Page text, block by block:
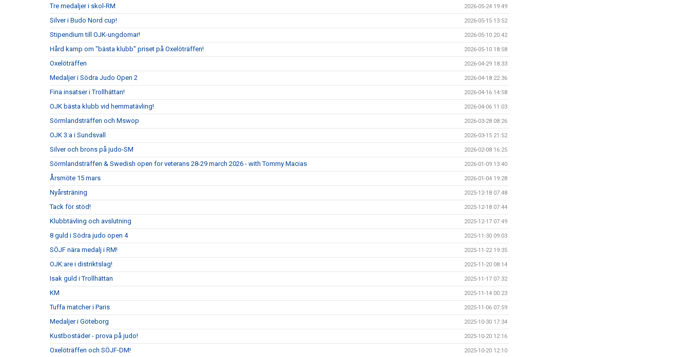
Tre medaljer i skol-RM 2026-05-24 19:49
Silver i Budo Nord cup! 2026-05-15 13:52
Stipendium till OJK-ungdomar! 2026-05-10 20:42
Hård kamp om "bästa klubb" priset på Oxelöträffen! 2026-05-10 18:58
Oxelöträffen 2026-04-29 18:33
Medaljer i Södra Judo Open 2 2026-04-18 22:36
Fina insatser i Trollhättan! 2026-04-16 14:58
OJK bästa klubb vid hemmatävling! 2026-04-06 11:03
Sörmlandsträffen och Mswop 2026-03-28 08:26
OJK 3:a i Sundsvall 2026-03-15 21:52
Silver och brons på judo-SM 2026-02-08 16:25
Sörmlandsträffen & Swedish open for veterans 28-29 march 2026 - with Tommy Macias 2026-01-09 13:40
Årsmöte 15 mars 2026-01-04 19:28
Nyårsträning 2025-12-18 07:48
Tack för stöd! 2025-12-18 07:44
Klubbtävling och avslutning 2025-12-17 07:49
8 guld i Södra judo open 4 2025-11-30 09:03
SÖJF nära medalj i RM! 2025-11-22 19:35
OJK:are i distriktslag! 2025-11-20 08:14
Isak guld i Trollhättan 2025-11-17 07:32
KM 2025-11-14 00:23
Tuffa matcher i Paris 2025-11-06 07:59
Medaljer i Göteborg 2025-10-30 17:34
Kustbostäder - prova på judo! 2025-10-20 12:16
Oxelöträffen och SÖJF-DM! 2025-10-20 12:10